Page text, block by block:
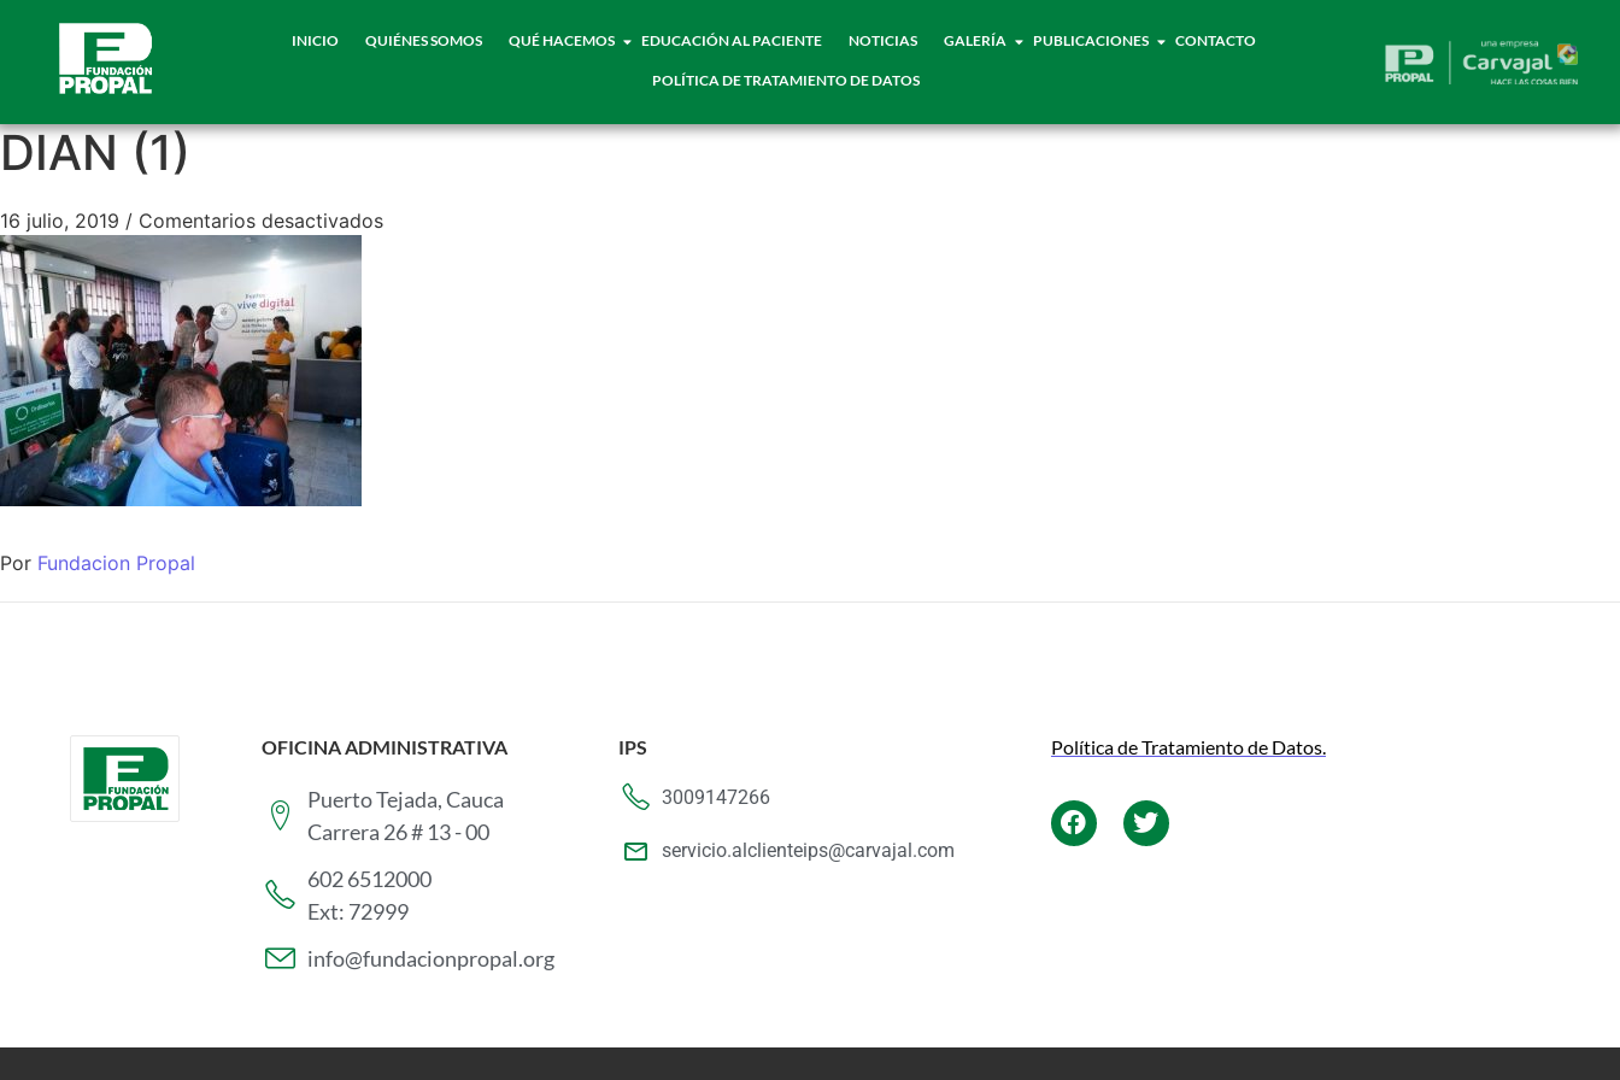
INICIO QUIÉNES SOMOS QUÉ HACEMOS EDUCACIÓN AL PACIENTE NOTICIAS GALERÍA PUBLICACIONES CONTACTO
POLÍTICA DE TRATAMIENTO DE DATOS
DIAN (1)
16 julio, 2019 / Comentarios desactivados
Por Fundacion Propal
OFICINA ADMINISTRATIVA
Puerto Tejada, Cauca
Carrera 26 # 13 - 00
602 6512000
Ext: 72999
info@fundacionpropal.org
IPS
3009147266
servicio.alclienteips@carvajal.com
Política de Tratamiento de Datos.